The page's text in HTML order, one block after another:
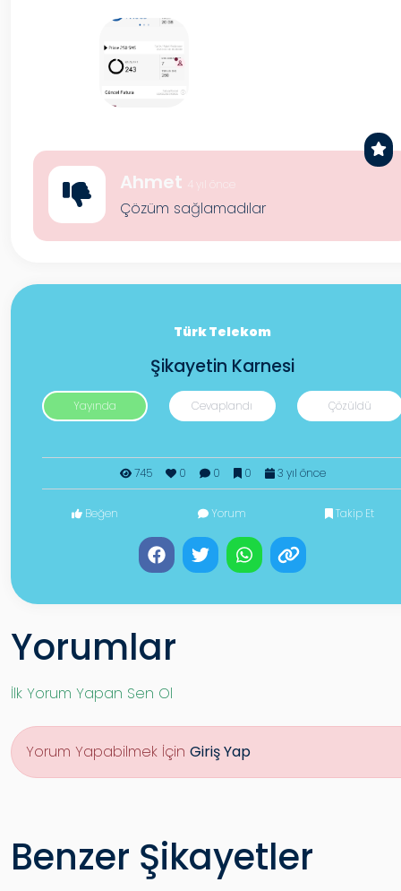
Ahmet 4 yıl önce
Çözüm sağlamadılar
Türk Telekom
Şikayetin Karnesi
Yayında Cevaplandı Çözüldü
745 0 0 0 3 yıl önce
Beğen Yorum Takip Et
Yorumlar
İlk Yorum Yapan Sen Ol
Yorum Yapabilmek İçin Giriş Yap
Benzer Şikayetler